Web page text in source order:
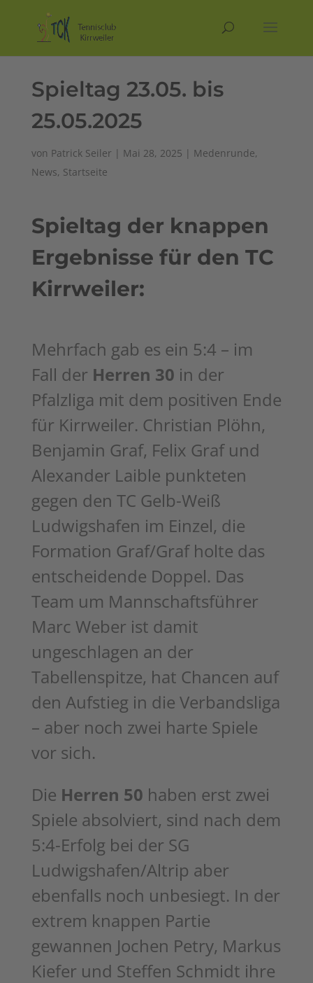
Spieltag 23.05. bis
25.05.2025
von Patrick Seiler | Mai 28, 2025 | Medenrunde,
News, Startseite
Spieltag der knappen
Ergebnisse für den TC
Kirrweiler:
Mehrfach gab es ein 5:4 – im
Fall der Herren 30 in der
Pfalzliga mit dem positiven Ende
für Kirrweiler. Christian Plöhn,
Benjamin Graf, Felix Graf und
Alexander Laible punkteten
gegen den TC Gelb-Weiß
Ludwigshafen im Einzel, die
Formation Graf/Graf holte das
entscheidende Doppel. Das
Team um Mannschaftsführer
Marc Weber ist damit
ungeschlagen an der
Tabellenspitze, hat Chancen auf
den Aufstieg in die Verbandsliga
– aber noch zwei harte Spiele
vor sich.
Die Herren 50 haben erst zwei
Spiele absolviert, sind nach dem
5:4-Erfolg bei der SG
Ludwigshafen/Altrip aber
ebenfalls noch unbesiegt. In der
extrem knappen Partie
gewannen Jochen Petry, Markus
Kiefer und Steffen Schmidt ihre